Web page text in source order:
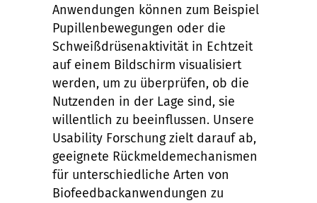
Anwendungen können zum Beispiel
Pupillenbewegungen oder die
Schweißdrüsenaktivität in Echtzeit
auf einem Bildschirm visualisiert
werden, um zu überprüfen, ob die
Nutzenden in der Lage sind, sie
willentlich zu beeinflussen. Unsere
Usability Forschung zielt darauf ab,
geeignete Rückmeldemechanismen
für unterschiedliche Arten von
Biofeedbackanwendungen zu